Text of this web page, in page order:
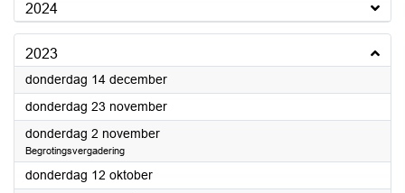
2024
2023
donderdag 14 december2023
donderdag 23 november2023
donderdag 2 november2023
Begrotingsvergadering
donderdag 12 oktober2023